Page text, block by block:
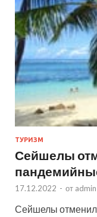
ТУРИЗМ
Сейшелы
17.12.2022 - от admin
Сейшелы